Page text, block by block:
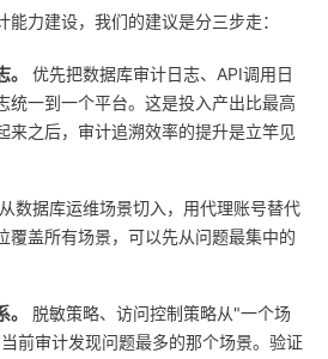
力建设，我们的建议是分三步走：
优先把数据库审计日志、API调用日
统一到一个平台。这是投入产出比最高
之后，审计追溯效率的提升是立竿见
从数据库运维场景切入，用代理账号替代
覆盖所有场景，可以先从问题最集中的
脱敏策略、访问控制策略从"一个场
前审计发现问题最多的那个场景。验证